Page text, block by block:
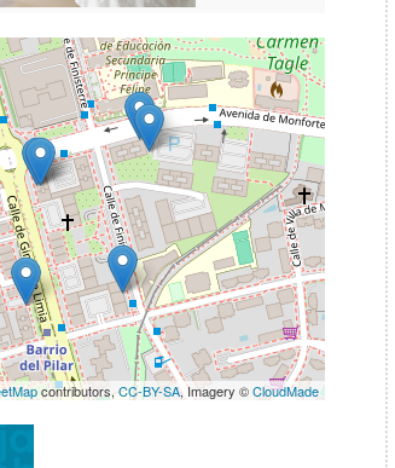
contributors,CC-BY-SA, Imagery ©CloudMade